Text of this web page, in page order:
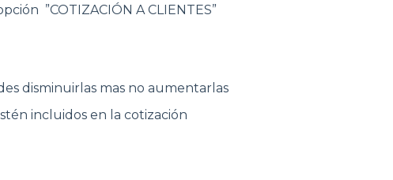
”COTIZACIÓN A CLIENTES”
disminuirlas mas no aumentarlas
incluidos en la cotización